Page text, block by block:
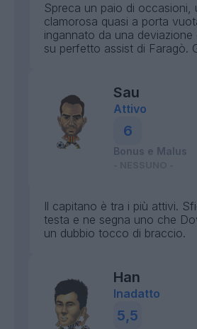
Spreca un paio di occasioni,
clamorosa quasi a porta
ingannato da una deviazione
su perfetto assist di Faragò.
Sau
Attivo
6
Bonus e Malus
Il capitano è tra i più attivi.
testa e ne segna uno che
un dubbio tocco di braccio.
Han
Inadatto
5,5